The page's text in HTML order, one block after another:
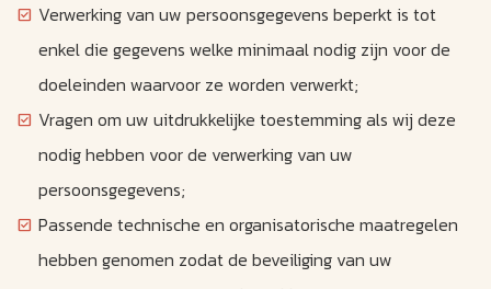
Verwerking van uw persoonsgegevens beperkt is tot
enkel die gegevens welke minimaal nodig zijn voor de
doeleinden waarvoor ze worden verwerkt;
Vragen om uw uitdrukkelijke toestemming als wij deze
nodig hebben voor de verwerking van uw
persoonsgegevens;
Passende technische en organisatorische maatregelen
hebben genomen zodat de beveiliging van uw